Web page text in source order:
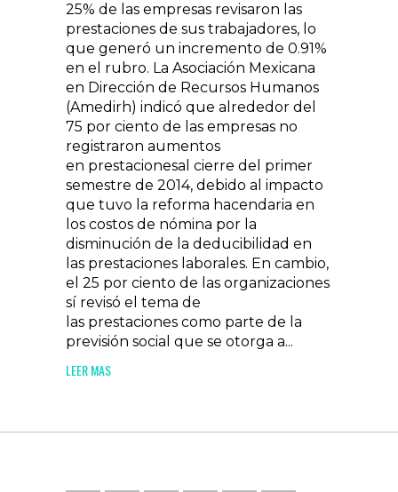
25% de las empresas revisaron las
prestaciones de sus trabajadores, lo
que generó un incremento de 0.91%
en el rubro. La Asociación Mexicana
en Dirección de Recursos Humanos
(Amedirh) indicó que alrededor del
75 por ciento de las empresas no
registraron aumentos
en prestacionesal cierre del primer
semestre de 2014, debido al impacto
que tuvo la reforma hacendaria en
los costos de nómina por la
disminución de la deducibilidad en
las prestaciones laborales. En cambio,
el 25 por ciento de las organizaciones
sí revisó el tema de
las prestaciones como parte de la
previsión social que se otorga a...
LEER MAS